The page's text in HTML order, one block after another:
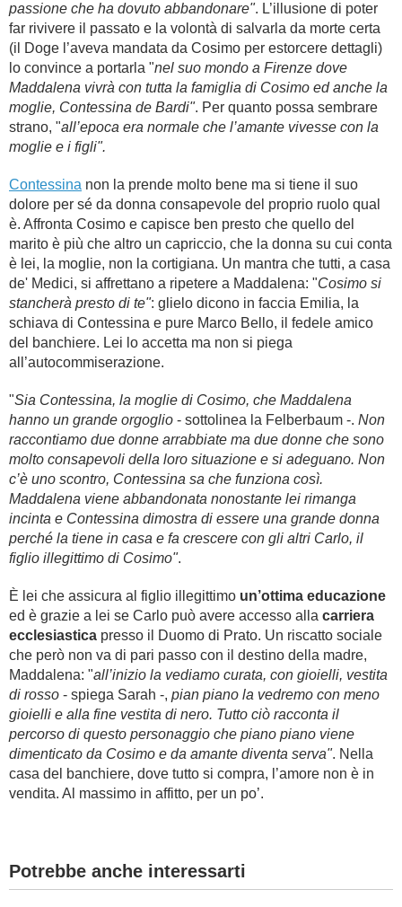
passione che ha dovuto abbandonare". L’illusione di poter
far rivivere il passato e la volontà di salvarla da morte certa
(il Doge l’aveva mandata da Cosimo per estorcere dettagli)
lo convince a portarla "nel suo mondo a Firenze dove
Maddalena vivrà con tutta la famiglia di Cosimo ed anche la
moglie, Contessina de Bardi". Per quanto possa sembrare
strano, "all’epoca era normale che l’amante vivesse con la
moglie e i figli".
Contessina non la prende molto bene ma si tiene il suo
dolore per sé da donna consapevole del proprio ruolo qual
è. Affronta Cosimo e capisce ben presto che quello del
marito è più che altro un capriccio, che la donna su cui conta
è lei, la moglie, non la cortigiana. Un mantra che tutti, a casa
de' Medici, si affrettano a ripetere a Maddalena: "Cosimo si
stancherà presto di te": glielo dicono in faccia Emilia, la
schiava di Contessina e pure Marco Bello, il fedele amico
del banchiere. Lei lo accetta ma non si piega
all’autocommiserazione.
"Sia Contessina, la moglie di Cosimo, che Maddalena
hanno un grande orgoglio - sottolinea la Felberbaum -. Non
raccontiamo due donne arrabbiate ma due donne che sono
molto consapevoli della loro situazione e si adeguano. Non
c’è uno scontro, Contessina sa che funziona così.
Maddalena viene abbandonata nonostante lei rimanga
incinta e Contessina dimostra di essere una grande donna
perché la tiene in casa e fa crescere con gli altri Carlo, il
figlio illegittimo di Cosimo".
È lei che assicura al figlio illegittimo un’ottima educazione
ed è grazie a lei se Carlo può avere accesso alla carriera
ecclesiastica presso il Duomo di Prato. Un riscatto sociale
che però non va di pari passo con il destino della madre,
Maddalena: "all’inizio la vediamo curata, con gioielli, vestita
di rosso - spiega Sarah -, pian piano la vedremo con meno
gioielli e alla fine vestita di nero. Tutto ciò racconta il
percorso di questo personaggio che piano piano viene
dimenticato da Cosimo e da amante diventa serva". Nella
casa del banchiere, dove tutto si compra, l’amore non è in
vendita. Al massimo in affitto, per un po’.
Potrebbe anche interessarti